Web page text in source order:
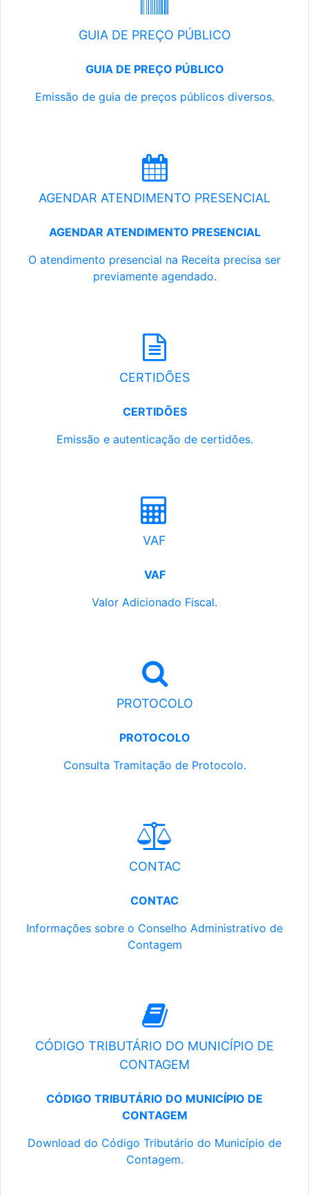
GUIA DE PREÇO PÚBLICO
GUIA DE PREÇO PÚBLICO
Emissão de guia de preços públicos diversos.
AGENDAR ATENDIMENTO PRESENCIAL
AGENDAR ATENDIMENTO PRESENCIAL
O atendimento presencial na Receita precisa ser
previamente agendado.
CERTIDÕES
CERTIDÕES
Emissão e autenticação de certidões.
VAF
VAF
Valor Adicionado Fiscal.
PROTOCOLO
PROTOCOLO
Consulta Tramitação de Protocolo.
CONTAC
CONTAC
Informações sobre o Conselho Administrativo de
Contagem
CÓDIGO TRIBUTÁRIO DO MUNICÍPIO DE
CONTAGEM
CÓDIGO TRIBUTÁRIO DO MUNICÍPIO DE
CONTAGEM
Download do Código Tributário do Município de
Contagem.